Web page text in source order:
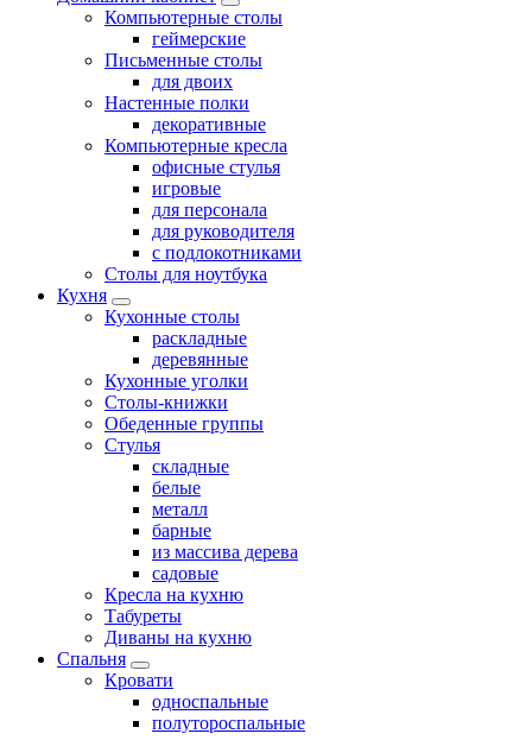
Компьютерные столы
геймерские
Письменные столы
для двоих
Настенные полки
декоративные
Компьютерные кресла
офисные стулья
игровые
для персонала
для руководителя
с подлокотниками
Столы для ноутбука
Кухня
Кухонные столы
раскладные
деревянные
Кухонные уголки
Столы-книжки
Обеденные группы
Стулья
складные
белые
металл
барные
из массива дерева
садовые
Кресла на кухню
Табуреты
Диваны на кухню
Спальня
Кровати
односпальные
полутороспальные